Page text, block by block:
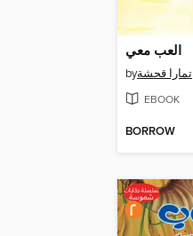
العب معي
byتمارا قحشة
EBOOK
BORROW